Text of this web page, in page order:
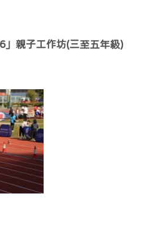
」親子工作坊(三至五年級)